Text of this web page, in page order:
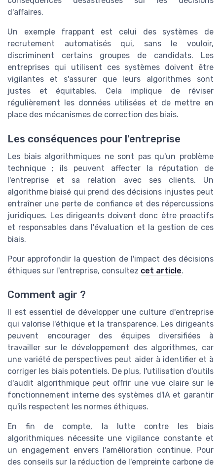
d'affaires.
Un exemple frappant est celui des systèmes de
recrutement automatisés qui, sans le vouloir,
discriminent certains groupes de candidats. Les
entreprises qui utilisent ces systèmes doivent être
vigilantes et s'assurer que leurs algorithmes sont
justes et équitables. Cela implique de réviser
régulièrement les données utilisées et de mettre en
place des mécanismes de correction des biais.
Les conséquences pour l'entreprise
Les biais algorithmiques ne sont pas qu'un problème
technique ; ils peuvent affecter la réputation de
l'entreprise et sa relation avec ses clients. Un
algorithme biaisé qui prend des décisions injustes peut
entraîner une perte de confiance et des répercussions
juridiques. Les dirigeants doivent donc être proactifs
et responsables dans l'évaluation et la gestion de ces
biais.
Pour approfondir la question de l'impact des décisions
éthiques sur l'entreprise, consultez cet article.
Comment agir ?
Il est essentiel de développer une culture d'entreprise
qui valorise l'éthique et la transparence. Les dirigeants
peuvent encourager des équipes diversifiées à
travailler sur le développement des algorithmes, car
une variété de perspectives peut aider à identifier et à
corriger les biais potentiels. De plus, l'utilisation d'outils
d'audit algorithmique peut offrir une vue claire sur le
fonctionnement interne des systèmes d'IA et garantir
qu'ils respectent les normes éthiques.
En fin de compte, la lutte contre les biais
algorithmiques nécessite une vigilance constante et
un engagement envers l'amélioration continue. Pour
des conseils sur la réduction de l'empreinte carbone de